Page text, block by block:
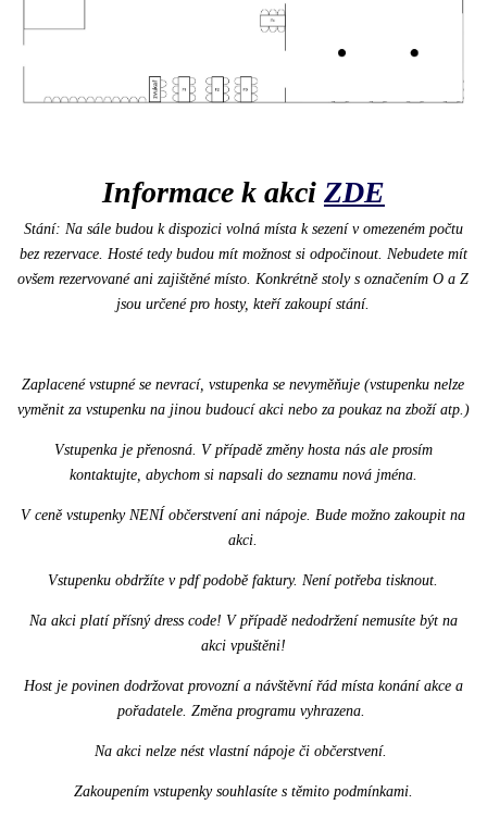
Informace k akci ZDE
Stání: Na sále budou k dispozici volná místa k sezení v omezeném počtu
bez rezervace. Hosté tedy budou mít možnost si odpočinout. Nebudete mít
ovšem rezervované ani zajištěné místo. Konkrétně stoly s označením O a Z
jsou určené pro hosty, kteří zakoupí stání.
Zaplacené vstupné se nevrací, vstupenka se nevyměňuje (vstupenku nelze
vyměnit za vstupenku na jinou budoucí akci nebo za poukaz na zboží atp.)
Vstupenka je přenosná. V případě změny hosta nás ale prosím
kontaktujte, abychom si napsali do seznamu nová jména.
V ceně vstupenky NENÍ občerstvení ani nápoje. Bude možno zakoupit na
akci.
Vstupenku obdržíte v pdf podobě faktury. Není potřeba tisknout.
Na akci platí přísný dress code! V případě nedodržení nemusíte být na
akci vpuštěni!
Host je povinen dodržovat provozní a návštěvní řád místa konání akce a
pořadatele. Změna programu vyhrazena.
Na akci nelze nést vlastní nápoje či občerstvení.
Zakoupením vstupenky souhlasíte s těmito podmínkami.